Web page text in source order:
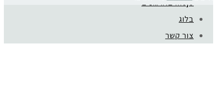
mojo בארגונים
בלוג
צור קשר
קהילת סלוניקי 1, תל אביב |
עיצוב:
נסטיה פייביש